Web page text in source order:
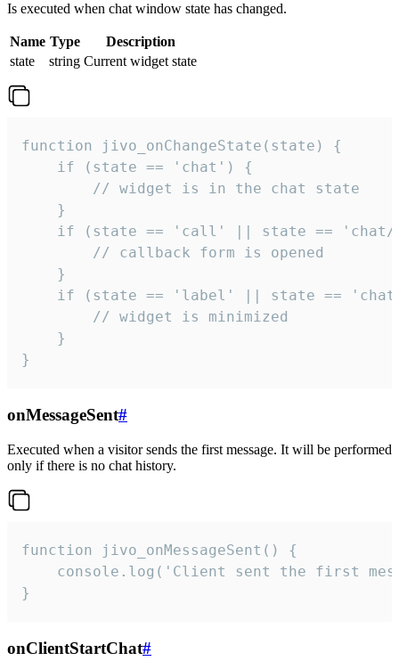
Is executed when chat window state has changed.
Name Type
Description
state
string Current widget state
function jivo_onChangeState(state) {
    if (state == 'chat') {
        // widget is in the chat state
    }
if (state == 'call' || state ==
        // callback form is opened
    }
if (state == 'label' || state ==
        // widget is minimized
    }
}
onMessageSent#
Executed when a visitor sends the first message. It will be performed
only if there is no chat history.
function jivo_onMessageSent() {
console.log('Client sent the first
}
onClientStartChat#